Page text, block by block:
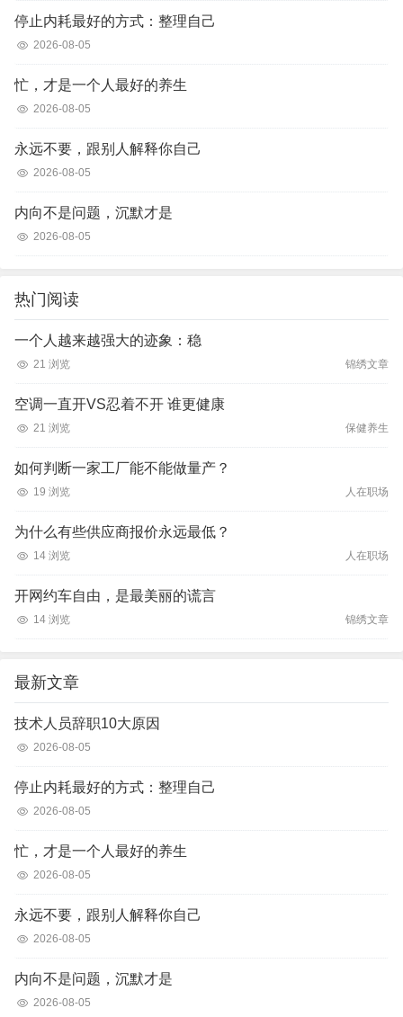
停止内耗最好的方式：整理自己
2026-08-05
忙，才是一个人最好的养生
2026-08-05
永远不要，跟别人解释你自己
2026-08-05
内向不是问题，沉默才是
2026-08-05
热门阅读
一个人越来越强大的迹象：稳
21 浏览 锦绣文章
空调一直开VS忍着不开 谁更健康
21 浏览 保健养生
如何判断一家工厂能不能做量产？
19 浏览 人在职场
为什么有些供应商报价永远最低？
14 浏览 人在职场
开网约车自由，是最美丽的谎言
14 浏览 锦绣文章
最新文章
技术人员辞职10大原因
2026-08-05
停止内耗最好的方式：整理自己
2026-08-05
忙，才是一个人最好的养生
2026-08-05
永远不要，跟别人解释你自己
2026-08-05
内向不是问题，沉默才是
2026-08-05